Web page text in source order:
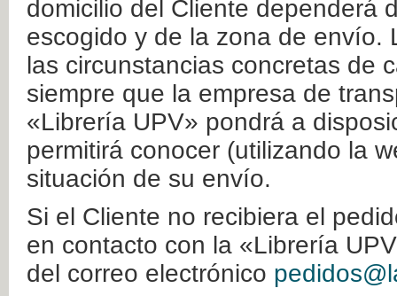
domicilio del Cliente dependerá
escogido y de la zona de envío.
las circunstancias concretas de
siempre que la empresa de
«Librería UPV» pondrá a
permitirá conocer (utilizando la
situación de su envío.
Si el Cliente no recibiera el
en contacto con la «Librería
del correo electrónico